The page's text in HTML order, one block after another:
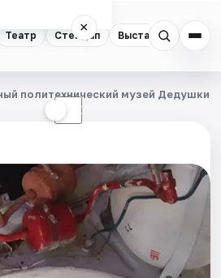
Театр Стендап Выставки
×
☾
политехнический музей Дедушкин